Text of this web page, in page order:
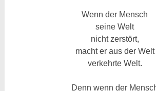
Wenn der Mensch
seine Welt
nicht zerstört,
macht er aus der Welt
verkehrte Welt.
Denn wenn der